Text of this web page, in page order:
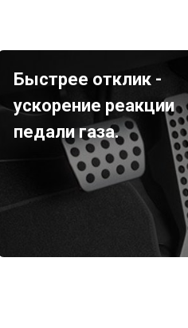
Быстрее отклик -
ускорение реакции
педали газа.